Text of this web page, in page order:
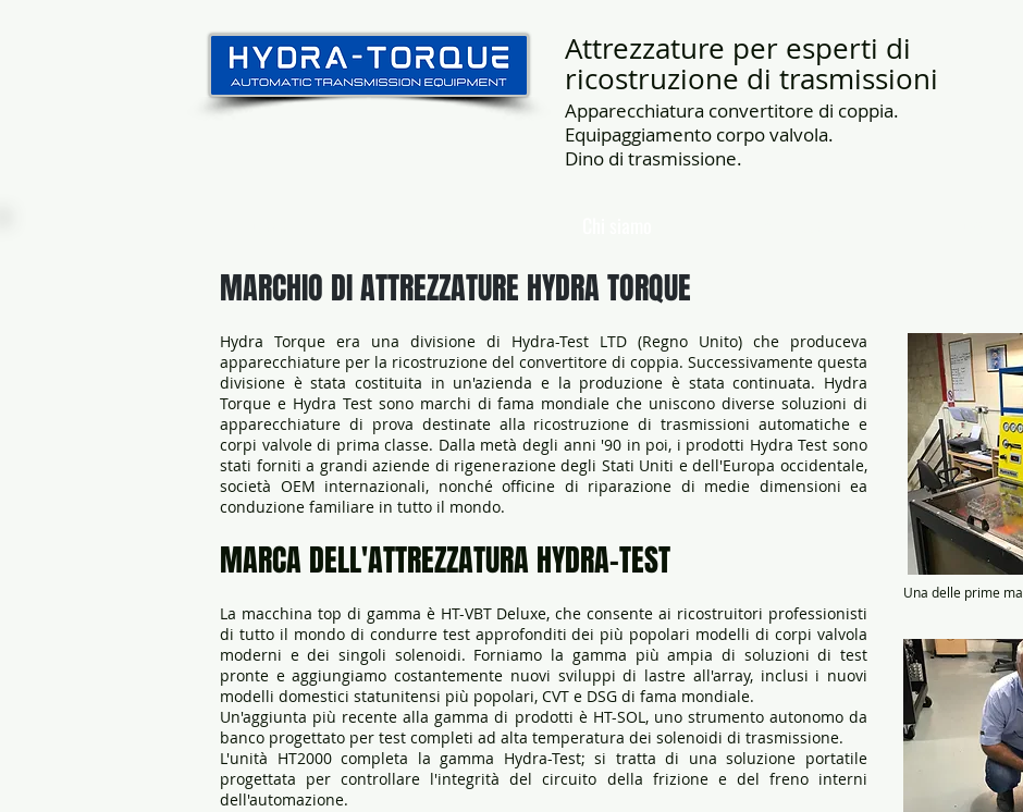
Attrezzature per esperti di
ricostruzione di trasmissioni
Apparecchiatura convertitore di coppia.
Equipaggiamento corpo valvola.
Dino di trasmissione.
MARCHIO DI ATTREZZATURE HYDRA TORQUE
Hydra Torque era una divisione di Hydra-Test LTD (Regno Unito) che produceva
apparecchiature per la ricostruzione del convertitore di coppia. Successivamente questa
divisione è stata costituita in un'azienda e la produzione è stata continuata. Hydra
Torque e Hydra Test sono marchi di fama mondiale che uniscono diverse soluzioni di
apparecchiature di prova destinate alla ricostruzione di trasmissioni automatiche e
corpi valvole di prima classe. Dalla metà degli anni '90 in poi, i prodotti Hydra Test sono
stati forniti a grandi aziende di rigenerazione degli Stati Uniti e dell'Europa occidentale,
società OEM internazionali, nonché officine di riparazione di medie dimensioni ea
conduzione familiare in tutto il mondo.
MARCA DELL'ATTREZZATURA HYDRA-TEST
La macchina top di gamma è HT-VBT Deluxe, che consente ai ricostruitori professionisti
di tutto il mondo di condurre test approfonditi dei più popolari modelli di corpi valvola
moderni e dei singoli solenoidi. Forniamo la gamma più ampia di soluzioni di test
pronte e aggiungiamo costantemente nuovi sviluppi di lastre all'array, inclusi i nuovi
modelli domestici statunitensi più popolari, CVT e DSG di fama mondiale.
Un'aggiunta più recente alla gamma di prodotti è HT-SOL, uno strumento autonomo da
banco progettato per test completi ad alta temperatura dei solenoidi di trasmissione.
L'unità HT2000 completa la gamma Hydra-Test; si tratta di una soluzione portatile
progettata per controllare l'integrità del circuito della frizione e del freno interni
dell'automazione.
Una delle prime